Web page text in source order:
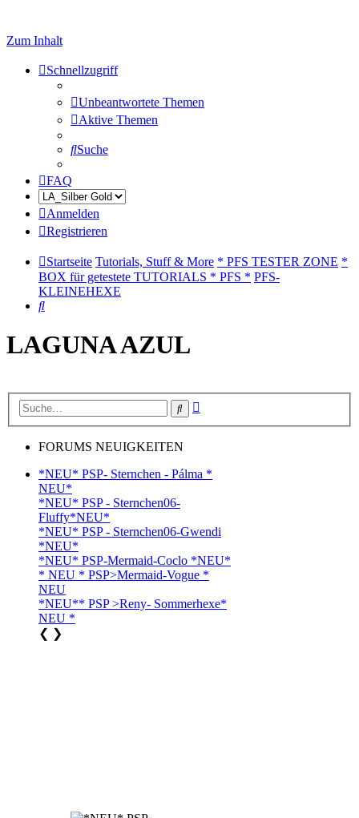
Zum Inhalt
Schnellzugriff
Unbeantwortete Themen
Aktive Themen
Suche
FAQ
Anmelden
Registrieren
Startseite Tutorials, Stuff & More * PFS TESTER ZONE *
BOX für getestete TUTORIALS * PFS * PFS-
KLEINEHEXE
Suche
LAGUNA AZUL
Suche
FORUMS NEUIGKEITEN
*NEU* PSP- Sternchen - Pálma *
NEU*
*NEU* PSP - Sternchen06-
Fluffy*NEU*
*NEU* PSP - Sternchen06-Gwendi
*NEU*
*NEU* PSP-Mermaid-Coclo *NEU*
* NEU * PSP>Mermaid-Vogue *
NEU
*NEU** PSP >Reny- Sommerhexe*
NEU *
❮ ❯